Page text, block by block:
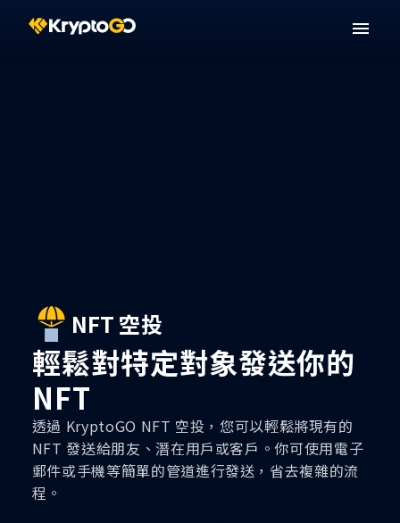
NFT 空投
輕鬆對特定對象發送你的
NFT
透過 KryptoGO NFT 空投，您可以輕鬆將現有的
NFT 發送給朋友、潛在用戶或客戶。你可使用電子
郵件或手機等簡單的管道進行發送，省去複雜的流
程。